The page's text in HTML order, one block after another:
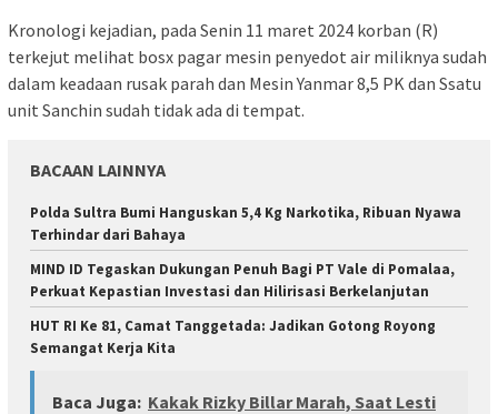
Kronologi kejadian, pada Senin 11 maret 2024 korban (R)
terkejut melihat bosx pagar mesin penyedot air miliknya sudah
dalam keadaan rusak parah dan Mesin Yanmar 8,5 PK dan Ssatu
unit Sanchin sudah tidak ada di tempat.
BACAAN LAINNYA
Polda Sultra Bumi Hanguskan 5,4 Kg Narkotika, Ribuan Nyawa
Terhindar dari Bahaya
MIND ID Tegaskan Dukungan Penuh Bagi PT Vale di Pomalaa,
Perkuat Kepastian Investasi dan Hilirisasi Berkelanjutan
HUT RI Ke 81, Camat Tanggetada: Jadikan Gotong Royong
Semangat Kerja Kita
Baca Juga: Kakak Rizky Billar Marah, Saat Lesti